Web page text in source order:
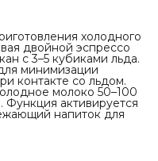
холодного
двойной эспрессо
с 3–5 кубиками льда.
минимизации
контакте со льдом.
молоко 50–100
Функция активируется
напиток для